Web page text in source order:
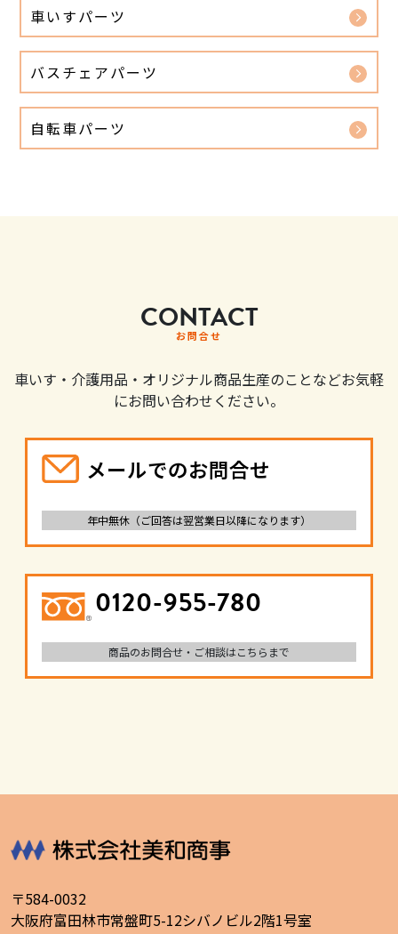
車いすパーツ
バスチェアパーツ
自転車パーツ
CONTACT
お問合せ
車いす・介護用品・オリジナル商品生産のことなどお気軽
にお問い合わせください。
メールでのお問合せ
年中無休（ご回答は翌営業日以降になります）
0120-955-780
商品のお問合せ・ご相談はこちらまで
〒584-0032
大阪府富田林市常盤町5-12シバノビル2階1号室